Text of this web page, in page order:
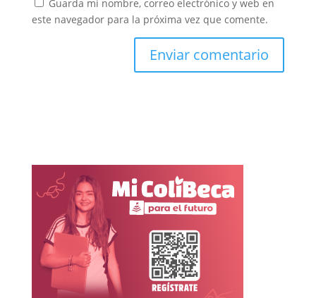
Guarda mi nombre, correo electrónico y web en
este navegador para la próxima vez que comente.